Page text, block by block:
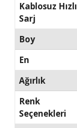
Kablosuz Hızlı
Sarj
Boy
En
Ağırlık
Renk
Seçenekleri